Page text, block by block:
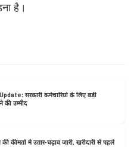
है।
सरकारी कर्मचारियों के लिए बड़ी
की उम्मीद
कीमतों में उतार-चढ़ाव जारी, खरीदारी से पहले